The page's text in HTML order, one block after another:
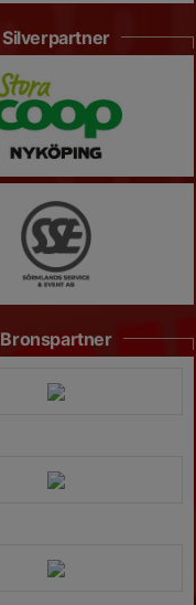
Silverpartner
Bronspartner